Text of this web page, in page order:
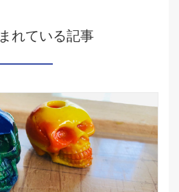
れている記事